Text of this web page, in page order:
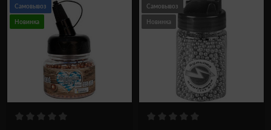
Самовывоз
Новинка
Самовывоз
Новинка